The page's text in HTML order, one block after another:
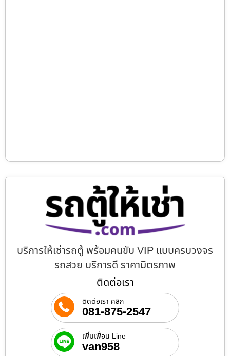
บริการให้เช่ารถตู้ พร้อมคนขับ VIP แบบครบวงจร
รถสวย บริการดี ราคามิตรภาพ
ติดต่อเรา
ติดต่อเรา คลิก
081-875-2547
เพิ่มเพื่อน Line
van958